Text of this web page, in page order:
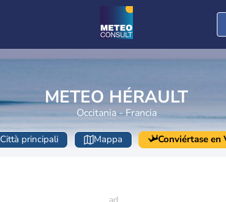
METEO HÉRAULT
Occitania - Francia
Città principali Mappa Conviértase en